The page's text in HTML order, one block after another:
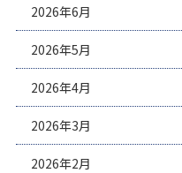
2026年6月
2026年5月
2026年4月
2026年3月
2026年2月